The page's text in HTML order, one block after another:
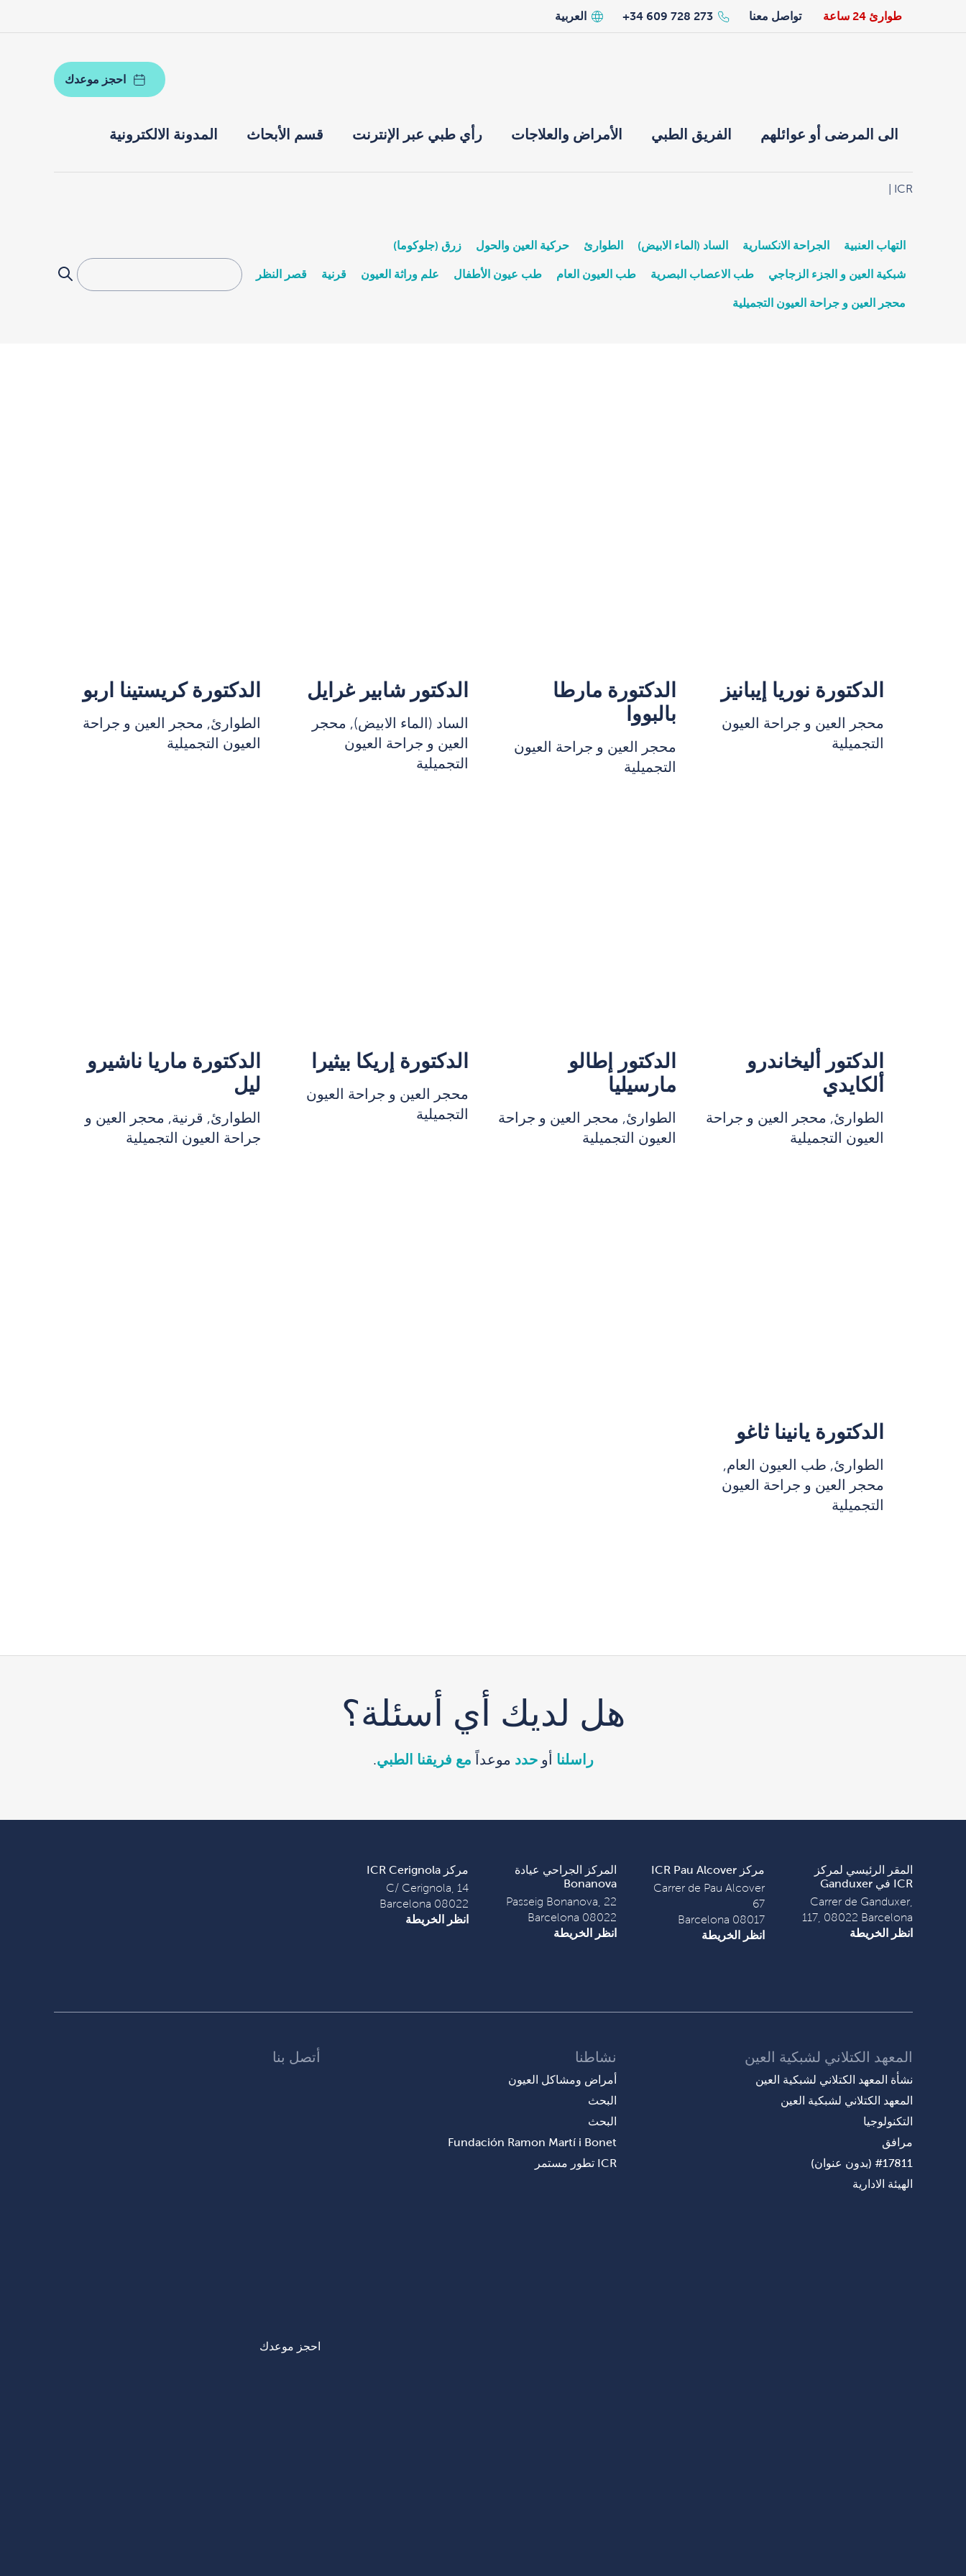
طوارئ 24 ساعة تواصل معنا 273 728 609 34+ العربية
احجز موعدك
الى المرضى أو عوائلهم الفريق الطبي الأمراض والعلاجات رأي طبي عبر الإنترنت قسم الأبحاث المدونة الالكترونية
ICR
التهاب العنبية الجراحة الانكسارية الساد (الماء الابيض) الطوارئ حركية العين والحول زرق (جلوكوما)
شبكية العين و الجزء الزجاجي طب الاعصاب البصرية طب العيون العام طب عيون الأطفال علم وراثة العيون قرنية قصر النظر
محجر العين و جراحة العيون التجميلية
الدكتورة نوريا إيبانيز
محجر العين و جراحة العيون
التجميلية
الدكتورة مارطا
بالبووا
محجر العين و جراحة العيون
التجميلية
الدكتور شابير غرايل
الساد (الماء الابيض), محجر
العين و جراحة العيون
التجميلية
الدكتورة كريستينا اربو
الطوارئ, محجر العين و جراحة
العيون التجميلية
الدكتور أليخاندرو
ألكايدي
الطوارئ, محجر العين و جراحة
العيون التجميلية
الدكتور إطالو
مارسيليا
الطوارئ, محجر العين و جراحة
العيون التجميلية
الدكتورة إريكا بيثيرا
محجر العين و جراحة العيون
التجميلية
الدكتورة ماريا ناشيرو
ليل
الطوارئ, قرنية, محجر العين و
جراحة العيون التجميلية
الدكتورة يانينا ثاغو
الطوارئ, طب العيون العام,
محجر العين و جراحة العيون
التجميلية
هل لديك أي أسئلة؟
راسلنا أوحدد موعداً مع فريقنا الطبي.
المقر الرئيسي لمركز
ICR في Ganduxer
Carrer de Ganduxer,
117, 08022 Barcelona
انظر الخريطة
مركز ICR Pau Alcover
Carrer de Pau Alcover
67
08017 Barcelona
انظر الخريطة
المركز الجراحي عيادة
Bonanova
Passeig Bonanova, 22
08022 Barcelona
انظر الخريطة
مركز ICR Cerignola
C/ Cerignola, 14
08022 Barcelona
انظر الخريطة
المعهد الكتلاني لشبكية العين
نشأة المعهد الكتلاني لشبكية العين
المعهد الكتلاني لشبكية العين
التكنولوجيا
مرافق
#17811 (بدون عنوان)
الهيئة الادارية
نشاطنا
أمراض ومشاكل العيون
البحث
البحث
Fundación Ramon Martí i Bonet
ICR تطور مستمر
أتصل بنا
احجز موعدك